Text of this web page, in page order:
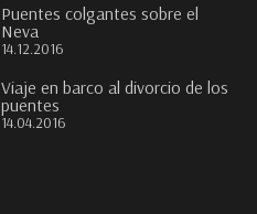
Puentes colgantes sobre el
Neva
14.12.2016
Viaje en barco al divorcio de los
puentes
14.04.2016